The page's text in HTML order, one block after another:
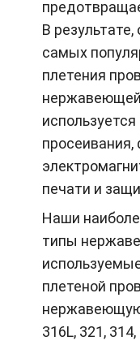
В
самых
плетения
печати и
Наши
типы
плетеной
нержавеющую
316L, 321,